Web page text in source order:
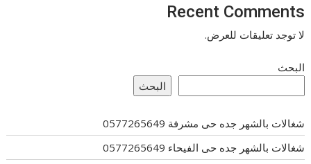
Recent Comments
لا توجد تعليقات للعرض.
البحث
البحث
شغالات بالشهر جده حى مشرفة 0577265649
شغالات بالشهر جده حى الفيحاء 0577265649